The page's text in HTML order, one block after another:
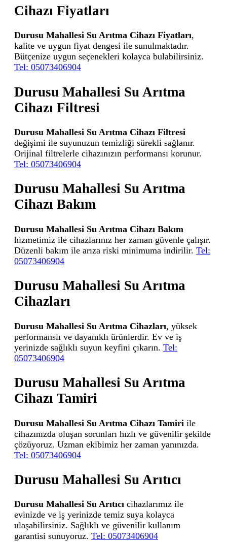
Cihazı Fiyatları
Durusu Mahallesi Su Arıtma Cihazı Fiyatları,
kalite ve uygun fiyat dengesi ile sunulmaktadır.
Bütçenize uygun seçenekleri kolayca bulabilirsiniz.
Tel: 05073406904
Durusu Mahallesi Su Arıtma
Cihazı Filtresi
Durusu Mahallesi Su Arıtma Cihazı Filtresi
değişimi ile suyunuzun temizliği sürekli sağlanır.
Orijinal filtrelerle cihazınızın performansı korunur.
Tel: 05073406904
Durusu Mahallesi Su Arıtma
Cihazı Bakım
Durusu Mahallesi Su Arıtma Cihazı Bakım
hizmetimiz ile cihazlarınız her zaman güvenle çalışır.
Düzenli bakım ile arıza riski minimuma indirilir. Tel:
05073406904
Durusu Mahallesi Su Arıtma
Cihazları
Durusu Mahallesi Su Arıtma Cihazları, yüksek
performanslı ve dayanıklı ürünlerdir. Ev ve iş
yerinizde sağlıklı suyun keyfini çıkarın. Tel:
05073406904
Durusu Mahallesi Su Arıtma
Cihazı Tamiri
Durusu Mahallesi Su Arıtma Cihazı Tamiri ile
cihazınızda oluşan sorunları hızlı ve güvenilir şekilde
çözüyoruz. Uzman ekibimiz her zaman yanınızda.
Tel: 05073406904
Durusu Mahallesi Su Arıtıcı
Durusu Mahallesi Su Arıtıcı cihazlarımız ile
evinizde ve iş yerinizde temiz suya kolayca
ulaşabilirsiniz. Sağlıklı ve güvenilir kullanım
garantisi sunuyoruz. Tel: 05073406904